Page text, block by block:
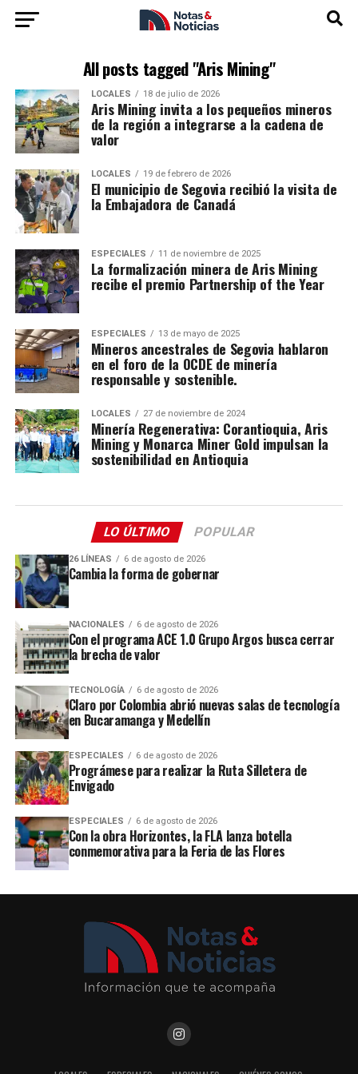
All posts tagged "Aris Mining"
LOCALES 18 de julio de 2026
Aris Mining invita a los pequeños mineros
de la región a integrarse a la cadena de
valor
LOCALES 19 de febrero de 2026
El municipio de Segovia recibió la visita de
la Embajadora de Canadá
ESPECIALES 11 de noviembre de 2025
La formalización minera de Aris Mining
recibe el premio Partnership of the Year
ESPECIALES 13 de mayo de 2025
Mineros ancestrales de Segovia hablaron
en el foro de la OCDE de minería
responsable y sostenible.
LOCALES 27 de noviembre de 2024
Minería Regenerativa: Corantioquia, Aris
Mining y Monarca Miner Gold impulsan la
sostenibilidad en Antioquia
LO ÚLTIMO POPULAR
26 LÍNEAS 6 de agosto de 2026
Cambia la forma de gobernar
NACIONALES 6 de agosto de 2026
Con el programa ACE 1.0 Grupo Argos busca cerrar
la brecha de valor
TECNOLOGÍA 6 de agosto de 2026
Claro por Colombia abrió nuevas salas de tecnología
en Bucaramanga y Medellín
ESPECIALES 6 de agosto de 2026
Prográmese para realizar la Ruta Silletera de
Envigado
ESPECIALES 6 de agosto de 2026
Con la obra Horizontes, la FLA lanza botella
conmemorativa para la Feria de las Flores